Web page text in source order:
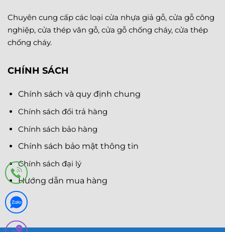
Chuyên cung cấp các loại cửa nhựa giả gỗ, cửa gỗ công
nghiệp, cửa thép vân gỗ, cửa gỗ chống cháy, cửa thép
chống cháy.
CHÍNH SÁCH
Chính sách và quy định chung
Chính sách đổi trả hàng
Chính sách bảo hàng
Chính sách bảo mật thông tin
Chính sách đại lý
Hướng dẫn mua hàng